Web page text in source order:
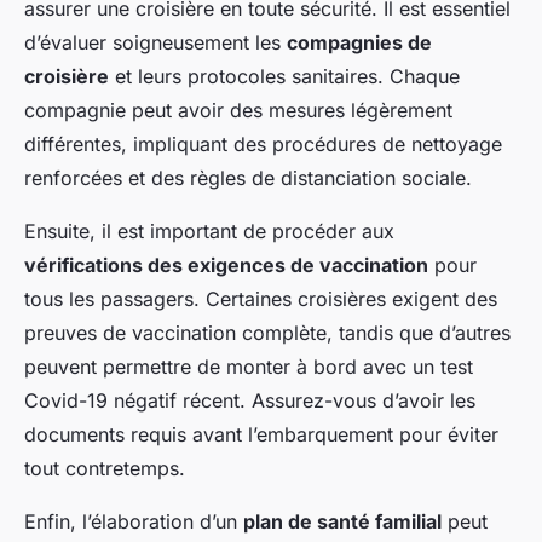
assurer une croisière en toute sécurité. Il est essentiel
d’évaluer soigneusement les compagnies de
croisière et leurs protocoles sanitaires. Chaque
compagnie peut avoir des mesures légèrement
différentes, impliquant des procédures de nettoyage
renforcées et des règles de distanciation sociale.
Ensuite, il est important de procéder aux
vérifications des exigences de vaccination pour
tous les passagers. Certaines croisières exigent des
preuves de vaccination complète, tandis que d’autres
peuvent permettre de monter à bord avec un test
Covid-19 négatif récent. Assurez-vous d’avoir les
documents requis avant l’embarquement pour éviter
tout contretemps.
Enfin, l’élaboration d’un plan de santé familial peut